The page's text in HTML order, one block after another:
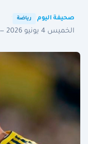
صحيفة اليوم رياضة
الخميس 4 يونيو 2026 — 22:05 توقيت الرياض